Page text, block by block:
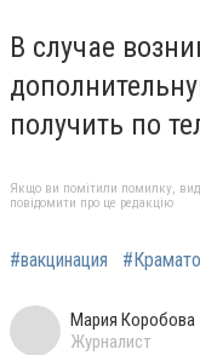
В случае
получить по
Якщо ви помітили помилку,
повідомити про це редакцію
#вакцинация
Мария Коробова
Журналист